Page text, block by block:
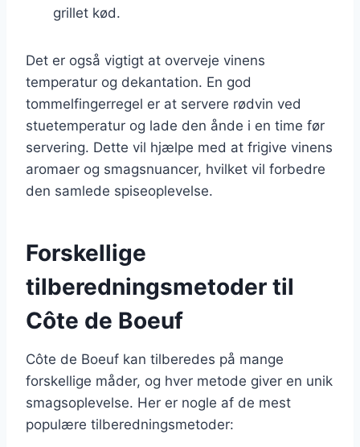
grillet kød.
Det er også vigtigt at overveje vinens
temperatur og dekantation. En god
tommelfingerregel er at servere rødvin ved
stuetemperatur og lade den ånde i en time før
servering. Dette vil hjælpe med at frigive vinens
aromaer og smagsnuancer, hvilket vil forbedre
den samlede spiseoplevelse.
Forskellige
tilberedningsmetoder til
Côte de Boeuf
Côte de Boeuf kan tilberedes på mange
forskellige måder, og hver metode giver en unik
smagsoplevelse. Her er nogle af de mest
populære tilberedningsmetoder: